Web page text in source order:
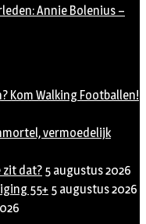
Annie Bolenius –
Kom Walking Footballen!
vermoedelijk
zit dat? 5 augustus 2026
55+ 5 augustus 2026